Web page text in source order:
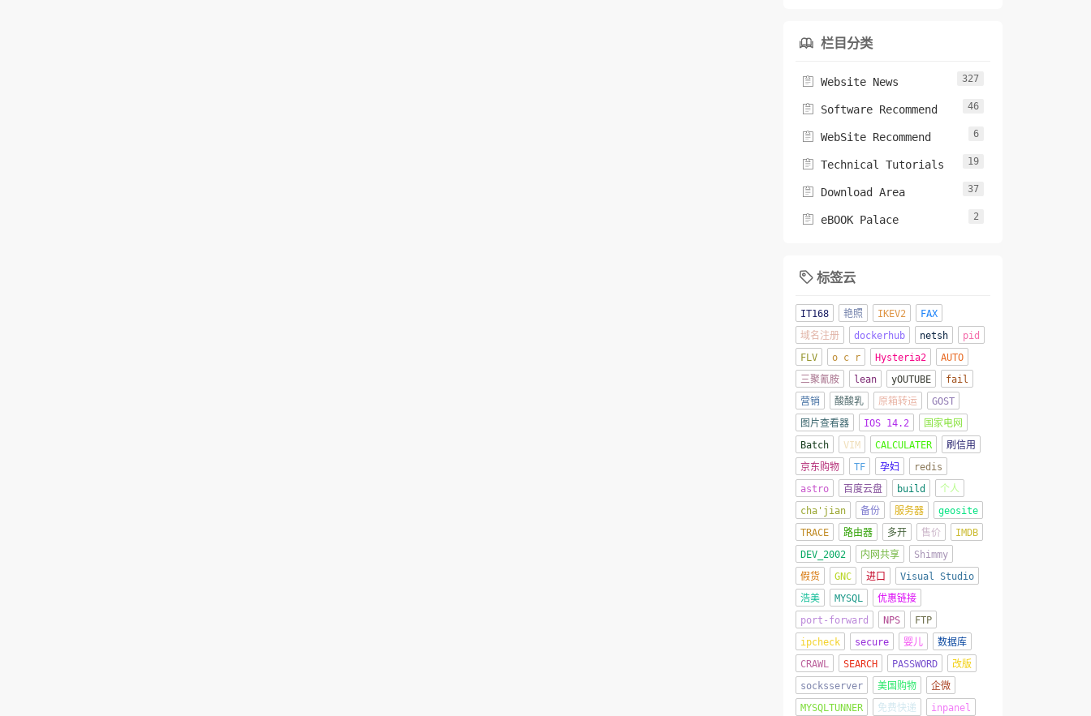
 栏目分类
 Website News 327
 Software Recommend 46
 WebSite Recommend 6
 Technical Tutorials 19
 Download Area 37
 eBOOK Palace 2
 标签云
IT168 艳照 IKEV2
FAX
域名注册
dockerhub netsh
pid
FLV
o c r Hysteria2
AUTO
三聚氰胺
lean yOUTUBE
fail
营销
酸酸乳 原箱转运
GOST
图片查看器
IOS 14.2
国家电网
Batch
VIM CALCULATER
刷信用
京东购物
TF 孕妇
redis
astro
百度云盘 build
个人
cha'jian
备份 服务器
geosite
TRACE
路由器 多开 售价
IMDB
DEV_2002
内网共享
Shimmy
假货
GNC 进口
Visual Studio
浩美
MYSQL
优惠链接
port-forward
NPS
FTP
ipcheck
secure 婴儿
数据库
CRAWL
SEARCH PASSWORD
改版
socksserver
美国购物
企微
MYSQLTUNNER
免费快递 inpanel